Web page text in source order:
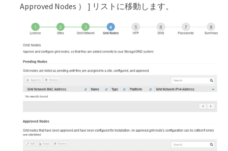
Approved Nodes ） ] リストに移動します。